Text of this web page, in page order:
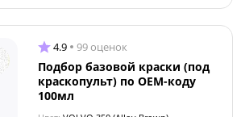
4.9 99 оценок
Подбор базовой краски (под
краскопульт) по OEM-коду
100мл